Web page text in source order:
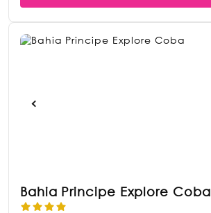
Bahia Principe Explore Coba